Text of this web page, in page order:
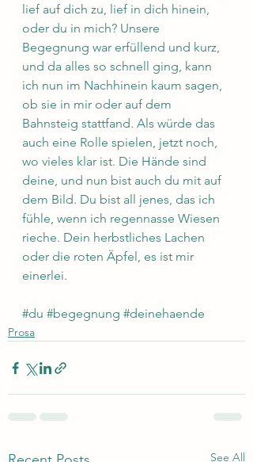
lief auf dich zu, lief in dich hinein,
oder du in mich? Unsere
Begegnung war erfüllend und kurz,
und da alles so schnell ging, kann
ich nun im Nachhinein kaum sagen,
ob sie in mir oder auf dem
Bahnsteig stattfand. Als würde das
auch eine Rolle spielen, jetzt noch,
wo vieles klar ist. Die Hände sind
deine, und nun bist auch du mit auf
dem Bild. Du bist all jenes, das ich
fühle, wenn ich regennasse Wiesen
rieche. Dein herbstliches Lachen
oder die roten Äpfel, es ist mir
einerlei.
#du #begegnung #deinehaende
Prosa
See All